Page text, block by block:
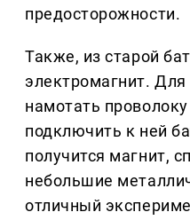
предосторожности.
Также, из старой
электромагнит.
намотать
подключить к ней
получится магнит,
небольшие
отличный